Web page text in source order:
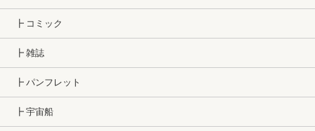
┣ コミック
┣ 雑誌
┣ パンフレット
┣ 宇宙船